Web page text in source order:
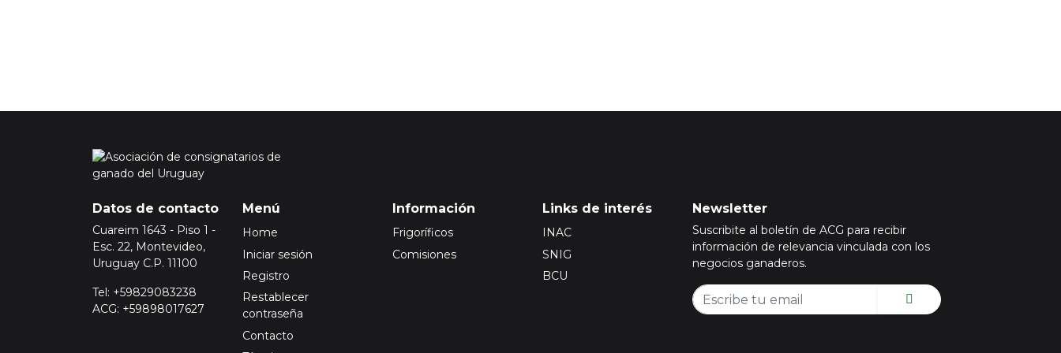
Datos de contacto
Cuareim 1643 - Piso 1 -
Esc. 22, Montevideo,
Uruguay C.P. 11100
Tel: +59829083238
ACG: +59898017627
Menú
Home
Iniciar sesión
Registro
Restablecer
contraseña
Contacto
Información
Frigoríficos
Comisiones
Links de interés
INAC
SNIG
BCU
Newsletter
Suscribite al boletín de ACG para recibir
información de relevancia vinculada con los
negocios ganaderos.